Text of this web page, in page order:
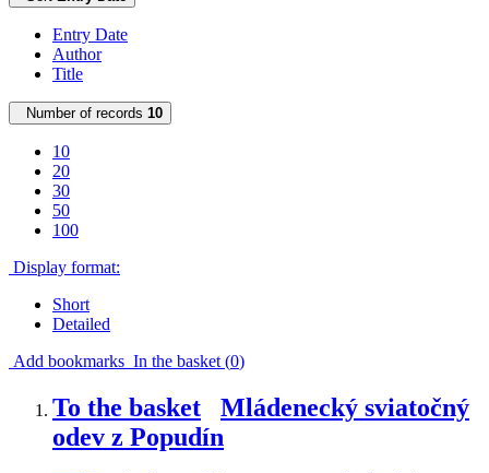
Entry Date
Author
Title
Number of records 10
10
20
30
50
100
Display format:
Short
Detailed
Add bookmarks In the basket (0)
To the basket
Mládenecký sviatočný
odev z Popudín